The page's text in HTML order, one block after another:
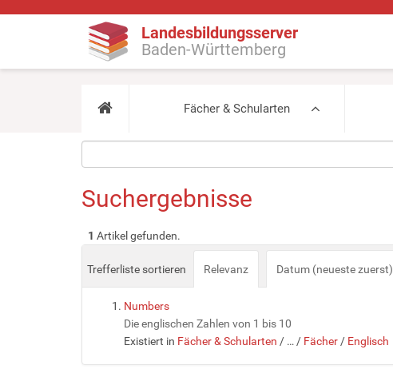
Landesbildungsserver
Baden-Württemberg
Fächer & Schularten
Suchergebnisse
1 Artikel gefunden.
Trefferliste sortieren Relevanz Datum (neueste zuerst)
Numbers
Die englischen Zahlen von 1 bis 10
Existiert in Fächer & Schularten / … / Fächer / Englisch